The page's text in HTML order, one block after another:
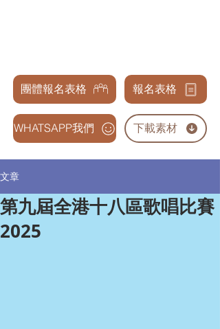
團體報名表格 報名表格
WHATSAPP我們 下載素材
文章
第九屆全港十八區歌唱比賽
2025